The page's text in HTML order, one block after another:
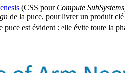
(CSS pour Compute SubSystems
de la puce, pour livrer un produit
est évident : elle évite toute la